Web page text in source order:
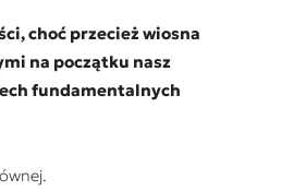
choć przecież wiosna
na początku nasz
fundamentalnych